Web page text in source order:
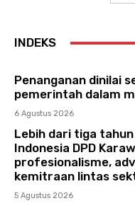
INDEKS
Penanganan dinilai
pemerintah dalam
6 Agustus 2026
Lebih dari tiga
Indonesia DPD
profesionalisme,
kemitraan lintas
5 Agustus 2026